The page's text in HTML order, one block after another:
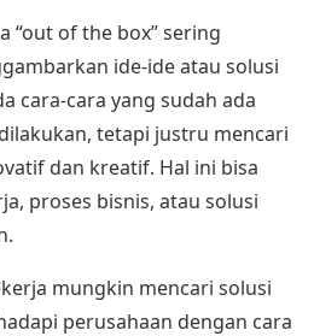
“out of the box” sering
ide-ide atau solusi
cara-cara yang sudah ada
tetapi justru mencari
dan kreatif. Hal ini bisa
proses bisnis, atau solusi
mungkin mencari solusi
perusahaan dengan cara